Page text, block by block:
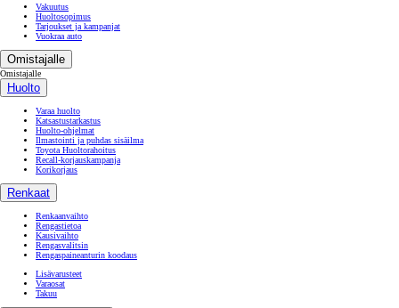
Vakuutus
Huoltosopimus
Tarjoukset ja kampanjat
Vuokraa auto
Omistajalle
Omistajalle
Huolto
Varaa huolto
Katsastustarkastus
Huolto-ohjelmat
Ilmastointi ja puhdas sisäilma
Toyota Huoltorahoitus
Recall-korjauskampanja
Korikorjaus
Renkaat
Renkaanvaihto
Rengastietoa
Kausivaihto
Rengasvalitsin
Rengaspaineanturin koodaus
Lisävarusteet
Varaosat
Takuu